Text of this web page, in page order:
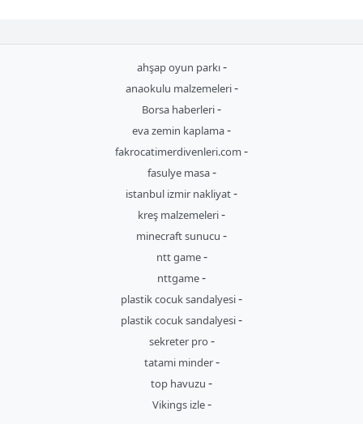
ahşap oyun parkı-
anaokulu malzemeleri-
Borsa haberleri-
eva zemin kaplama-
fakrocatimerdivenleri.com -
fasulye masa-
istanbul izmir nakliyat-
kreş malzemeleri-
minecraft sunucu -
ntt game-
nttgame-
plastik cocuk sandalyesi-
plastik cocuk sandalyesi-
sekreter pro -
tatami minder-
top havuzu -
Vikings izle-